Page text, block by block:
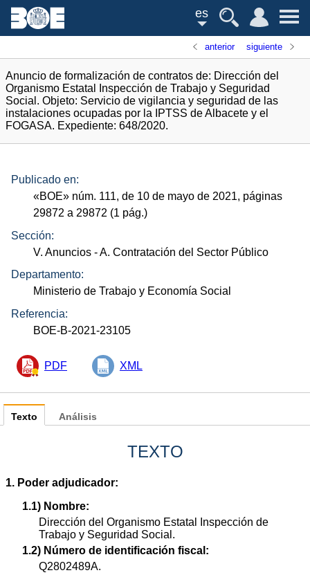
es
anterior siguiente
Anuncio de formalización de contratos de: Dirección del
Organismo Estatal Inspección de Trabajo y Seguridad
Social. Objeto: Servicio de vigilancia y seguridad de las
instalaciones ocupadas por la IPTSS de Albacete y el
FOGASA. Expediente: 648/2020.
Publicado en:
«BOE» núm. 111, de 10 de mayo de 2021, páginas
29872 a 29872 (1 pág.)
Sección:
V. Anuncios - A. Contratación del Sector Público
Departamento:
Ministerio de Trabajo y Economía Social
Referencia:
BOE-B-2021-23105
PDF XML
Texto
TEXTO
1. Poder adjudicador:
1.1) Nombre:
Dirección del Organismo Estatal Inspección de
Trabajo y Seguridad Social.
1.2) Número de identificación fiscal:
Q2802489A.
Análisis